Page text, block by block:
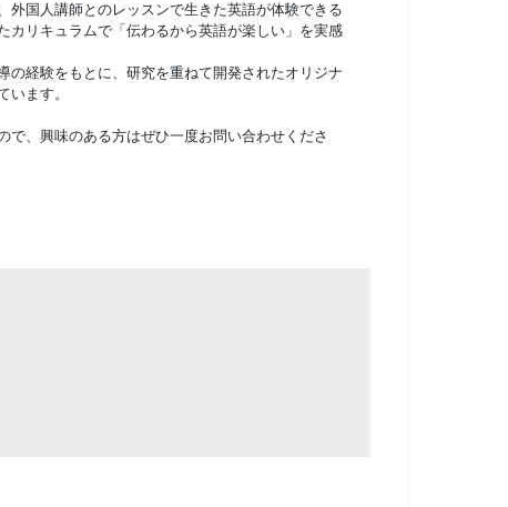
外国人講師とのレッスンで生きた英語が体験できる
カリキュラムで「伝わるから英語が楽しい」を実感
の経験をもとに、研究を重ねて開発されたオリジナ
います。
で、興味のある方はぜひ一度お問い合わせくださ